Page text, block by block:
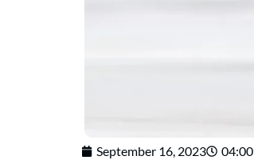
September 16, 2023
04:00